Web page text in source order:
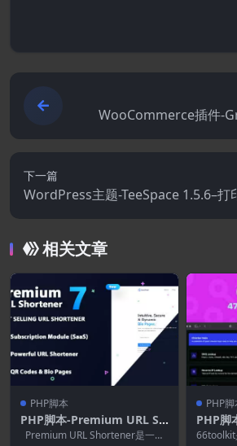
WooCommerce插件-
下一篇
WordPress主题-TeeSpace 1.5.6–打
T恤设计师WordPress主题
相关文章
PHP脚本
PHP脚本-Premium URL Sh
ortener 7.8.2–链接缩短器.
Premium URL Shortener是一个
PHP脚
PHP脚
极网络
66toolkit